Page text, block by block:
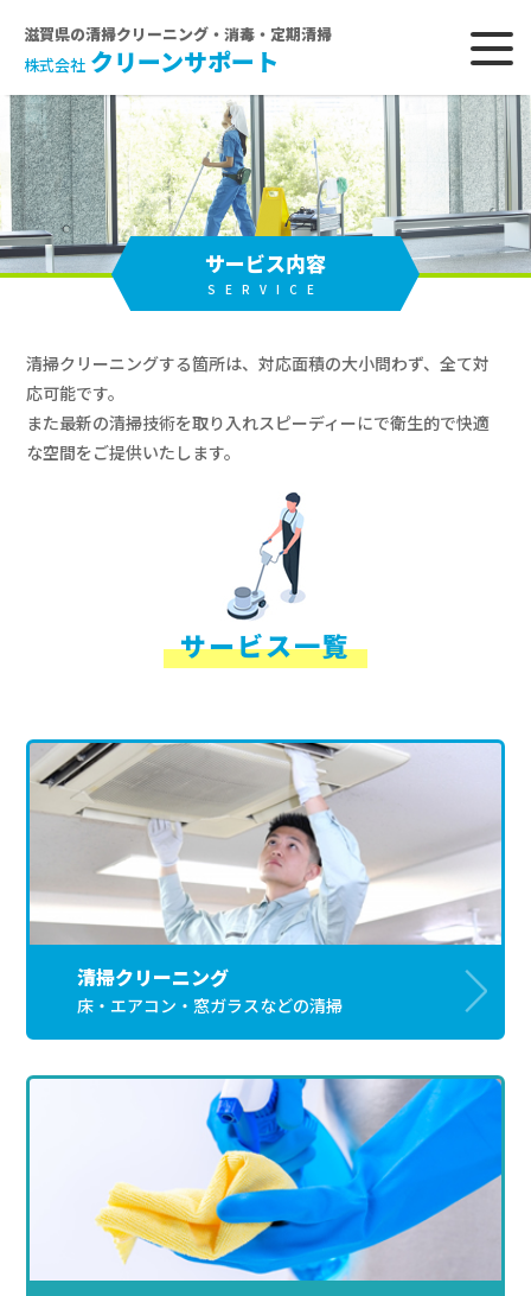
滋賀県の清掃クリーニング・消毒・定期清掃
株式会社 クリーンサポート
サービス内容
SERVICE
清掃クリーニングする箇所は、対応面積の大小問わず、全て対
応可能です。
また最新の清掃技術を取り入れスピーディーにで衛生的で快適
な空間をご提供いたします。
サービス一覧
清掃クリーニング
床・エアコン・窓ガラスなどの清掃